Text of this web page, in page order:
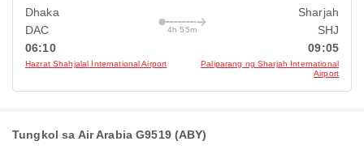
Dhaka
DAC
06:10
Hazrat Shahjalal International Airport
4h 55m
Sharjah
SHJ
09:05
Paliparang ng Sharjah International
Airport
Tungkol sa Air Arabia G9519 (ABY)